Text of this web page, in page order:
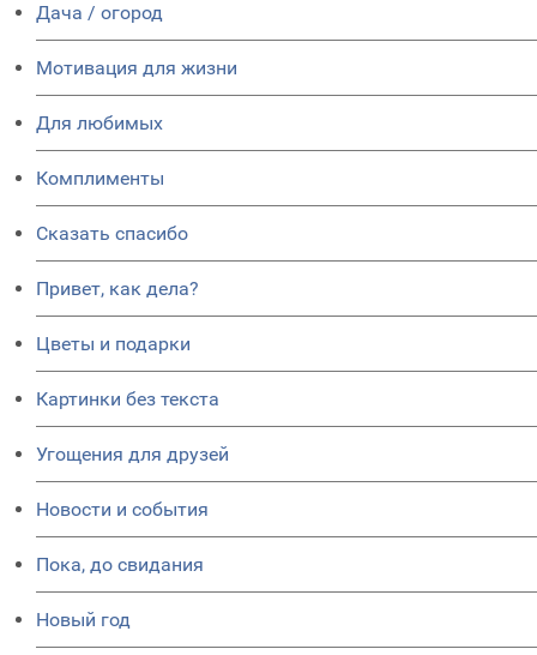
Дача / огород
Мотивация для жизни
Для любимых
Комплименты
Сказать спасибо
Привет, как дела?
Цветы и подарки
Картинки без текста
Угощения для друзей
Новости и события
Пока, до свидания
Новый год